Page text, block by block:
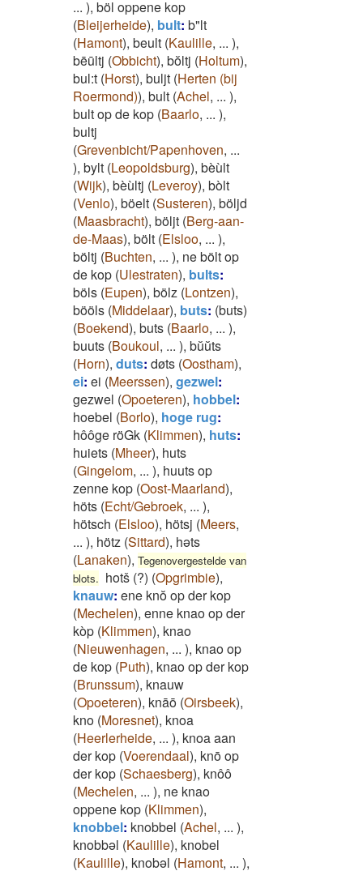
... ), böl oppene kop
(Bleijerheide), bult: b"lt
(Hamont), beult (Kaulille, ... ),
bēūltj (Obbicht), bŏltj (Holtum),
bul:t (Horst), buljt (Herten (bij
Roermond)), bult (Achel, ... ),
bult op de kop (Baarlo, ... ),
bultj
(Grevenbicht/Papenhoven, ...
), bylt (Leopoldsburg), bèùlt
(Wijk), bèùltj (Leveroy), bòlt
(Venlo), böelt (Susteren), böljd
(Maasbracht), böljt (Berg-aan-
de-Maas), bölt (Elsloo, ... ),
böltj (Buchten, ... ), ne bölt op
de kop (Ulestraten), bults:
böls (Eupen), bölz (Lontzen),
bööls (Middelaar), buts: (buts)
(Boekend), buts (Baarlo, ... ),
buuts (Boukoul, ... ), bŭŭts
(Horn), duts: døts (Oostham),
ei: ei (Meerssen), gezwel:
gezwel (Opoeteren), hobbel:
hoebel (Borlo), hoge rug:
hôôge röGk (Klimmen), huts:
huiets (Mheer), huts
(Gingelom, ... ), huuts op
zenne kop (Oost-Maarland),
höts (Echt/Gebroek, ... ),
hötsch (Elsloo), hötsj (Meers,
... ), hötz (Sittard), həts
(Lanaken), Tegenovergestelde van
blots. hotš (?) (Opgrimbie),
knauw: ene knŏ op der kop
(Mechelen), enne knao op der
kòp (Klimmen), knao
(Nieuwenhagen, ... ), knao op
de kop (Puth), knao op der kop
(Brunssum), knauw
(Opoeteren), knāō (Oirsbeek),
kno (Moresnet), knoa
(Heerlerheide, ... ), knoa aan
der kop (Voerendaal), knō op
der kop (Schaesberg), knôô
(Mechelen, ... ), ne knao
oppene kop (Klimmen),
knobbel: knobbel (Achel, ... ),
knobbəl (Kaulille), knobel
(Kaulille), knobəl (Hamont, ... ),